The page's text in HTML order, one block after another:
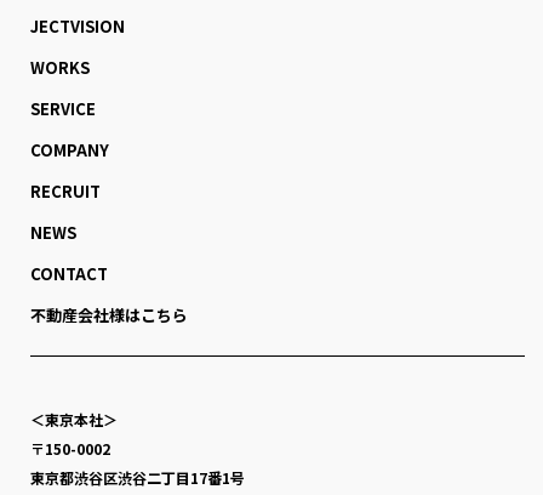
JECTVISION
WORKS
SERVICE
COMPANY
RECRUIT
NEWS
CONTACT
不動産会社様はこちら
＜東京本社＞
〒150-0002
東京都渋谷区渋谷二丁目17番1号